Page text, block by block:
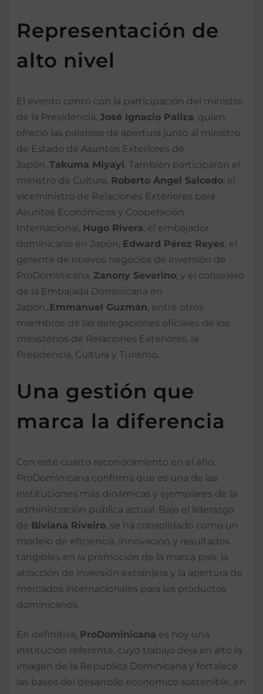
Representación de
alto nivel
El evento contó con la participación del ministro
de la Presidencia, José Ignacio Paliza , quien
ofreció las palabras de apertura junto al ministro
de Estado de Asuntos Exteriores de
Japón, Takuma Miyayi . También participaron el
ministro de Cultura, Roberto Ángel Salcedo; el
viceministro de Relaciones Exteriores para
Asuntos Económicos y Cooperación
Internacional, Hugo Rivera; el embajador
dominicano en Japón, Edward Pérez Reyes; el
gerente de nuevos negocios de inversión de
ProDominicana, Zanony Severino; y el consejero
de la Embajada Dominicana en
Japón, Emmanuel Guzmán , entre otros
miembros de las delegaciones oficiales de los
ministerios de Relaciones Exteriores, la
Presidencia, Cultura y Turismo.
Una gestión que
marca la diferencia
Con este cuarto reconocimiento en el año,
ProDominicana confirma que es una de las
instituciones más dinámicas y ejemplares de la
administración pública actual. Bajo el liderazgo
de Biviana Riveiro , se ha consolidado como un
modelo de eficiencia, innovación y resultados
tangibles en la promoción de la marca país, la
atracción de inversión extranjera y la apertura de
mercados internacionales para los productos
dominicanos.
En definitiva, ProDominicana es hoy una
institución referente, cuyo trabajo deja en alto la
imagen de la República Dominicana y fortalece
las bases del desarrollo económico sostenible, en